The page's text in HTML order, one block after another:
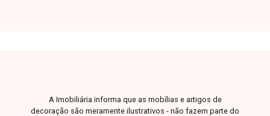
A Imobiliária informa que as mobílias e artigos de
decoração são meramente ilustrativos - não fazem parte do